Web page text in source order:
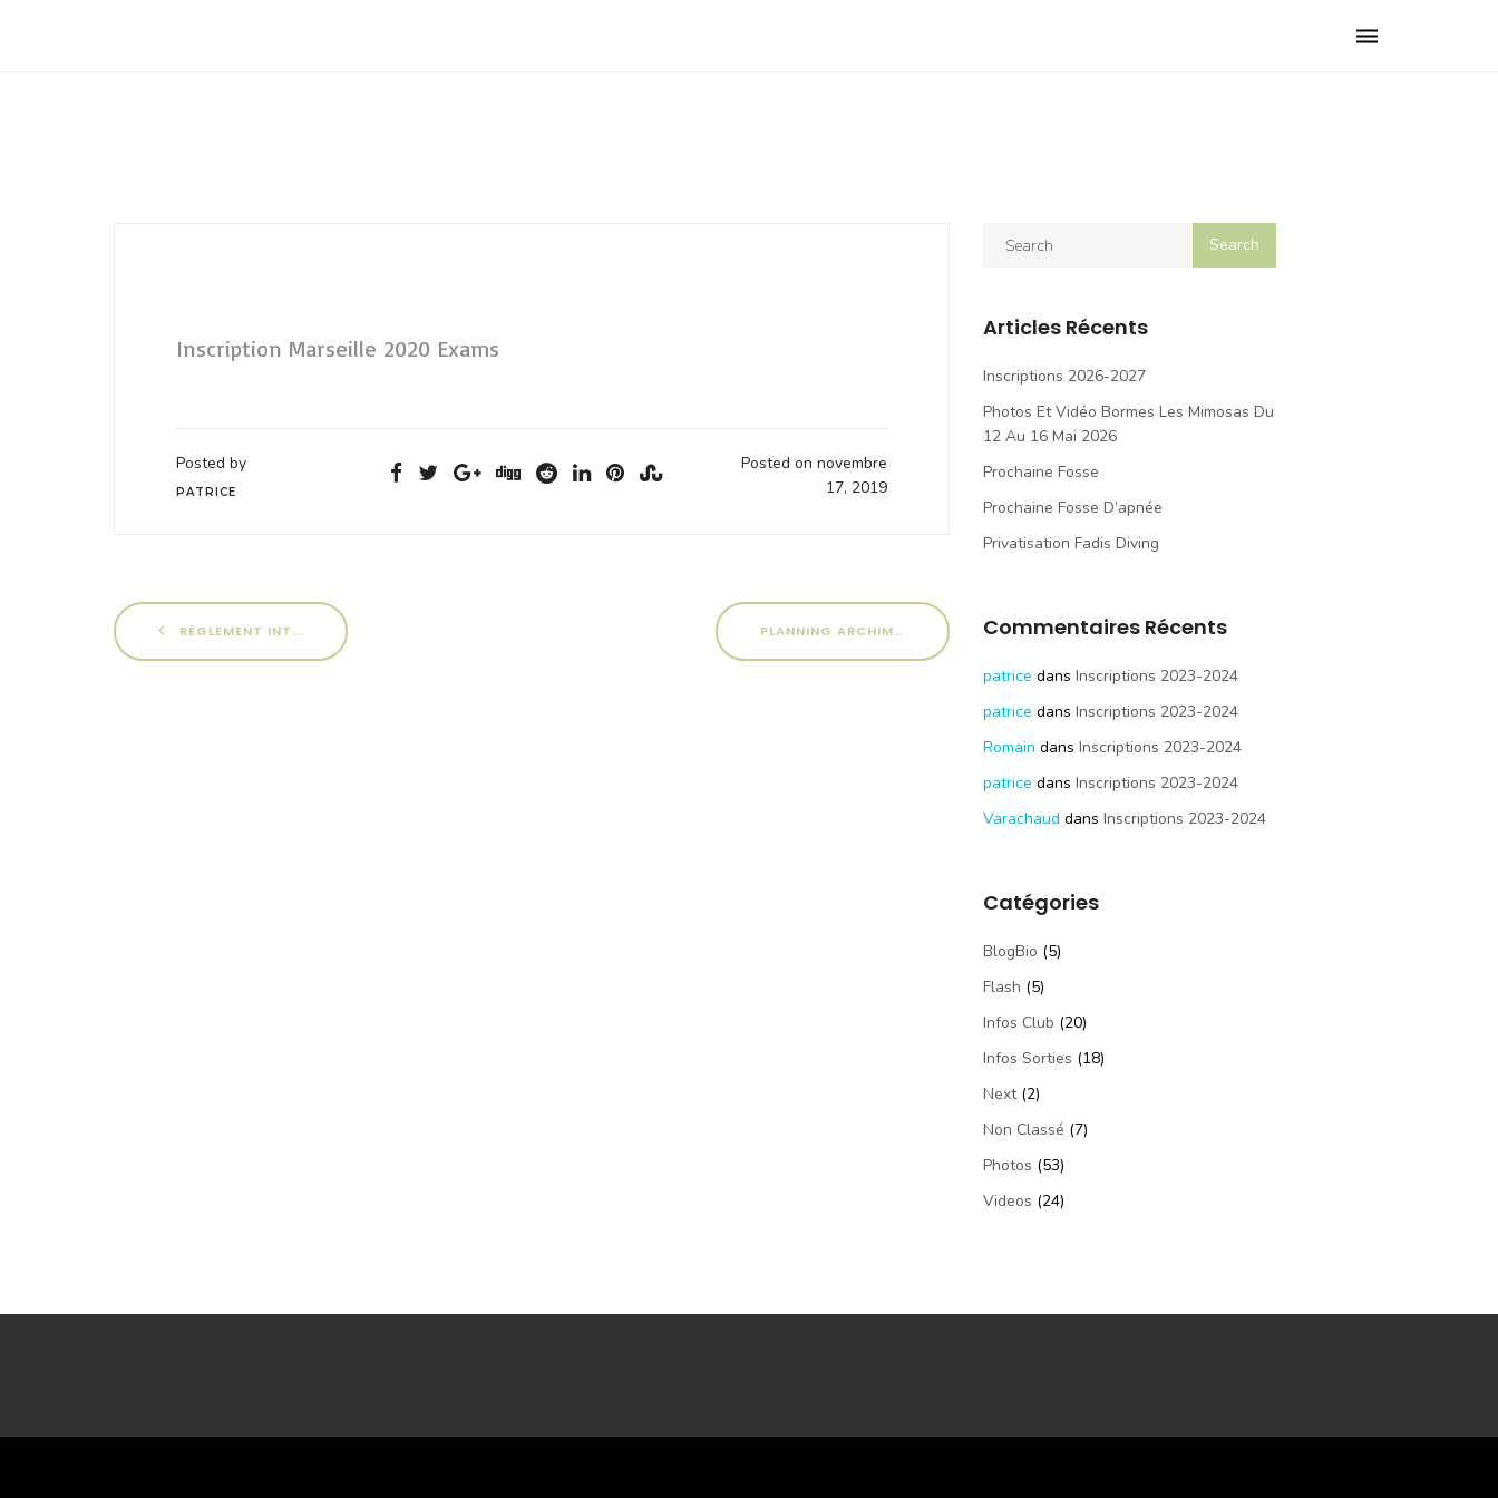
Toggle
Inscription Marseille 2020 Exams
Posted by
PATRICE
Posted on novembre
17, 2019
RÈGLEMENT INTÉRIEUR PLANNING ARCHIMEDE 2020-2021
Articles Récents
Inscriptions 2026-2027
Photos Et Vidéo Bormes Les Mimosas Du
12 Au 16 Mai 2026
Prochaine Fosse
Prochaine Fosse D’apnée
Privatisation Fadis Diving
Commentaires Récents
patrice dans Inscriptions 2023-2024
patrice dans Inscriptions 2023-2024
Romain dans Inscriptions 2023-2024
patrice dans Inscriptions 2023-2024
Varachaud dans Inscriptions 2023-2024
Catégories
BlogBio (5)
Flash (5)
Infos Club (20)
Infos Sorties (18)
Next(2)
Non Classé (7)
Photos (53)
Videos (24)